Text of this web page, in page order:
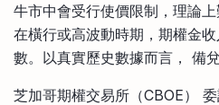
牛市中會受行使價限制，理論
在橫行或高波動時期，期權金
數。以真實歷史數據而言， 備
芝加哥期權交易所（CBOE）